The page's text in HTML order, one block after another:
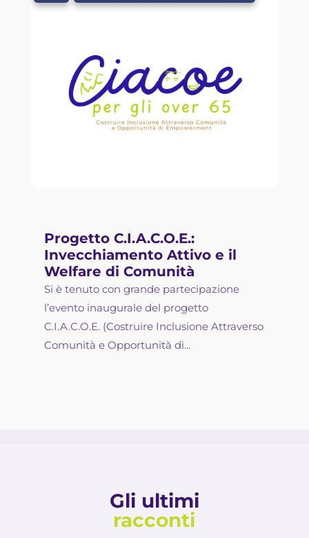
Progetto C.I.A.C.O.E.:
Invecchiamento Attivo e il
Welfare di Comunità
Si è tenuto con grande partecipazione
l’evento inaugurale del progetto
C.I.A.C.O.E. (Costruire Inclusione Attraverso
Comunità e Opportunità di...
Gli ultimi
racconti